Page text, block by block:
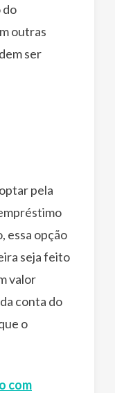
do
outras
ser
pela
essa opção
seja feito
valor
conta do
o
com